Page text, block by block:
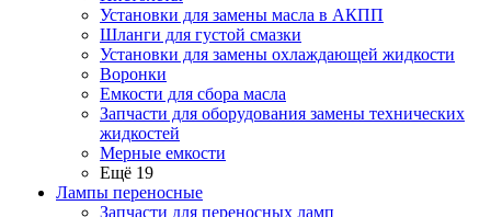
Установки для замены масла в АКПП
Шланги для густой смазки
Установки для замены охлаждающей жидкости
Воронки
Емкости для сбора масла
Запчасти для оборудования замены технических
жидкостей
Мерные емкости
Ещё 19
Лампы переносные
Запчасти для переносных ламп